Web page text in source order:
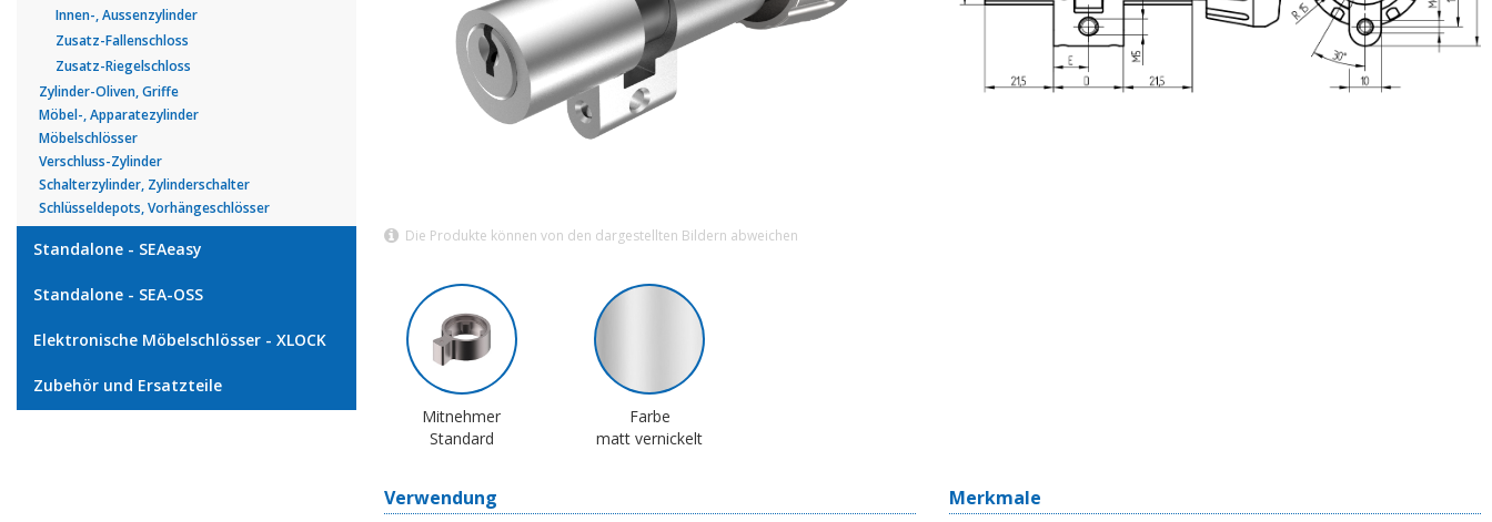
Innen-, Aussenzylinder
Zusatz-Fallenschloss
Zusatz-Riegelschloss
Zylinder-Oliven, Griffe
Möbel-, Apparatezylinder
Möbelschlösser
Verschluss-Zylinder
Schalterzylinder, Zylinderschalter
Schlüsseldepots, Vorhängeschlösser
Standalone - SEAeasy
Standalone - SEA-OSS
Elektronische Möbelschlösser - XLOCK
Zubehör und Ersatzteile
Die Produkte können von den dargestellten Bildern abweichen
Mitnehmer
Standard
Farbe
matt vernickelt
Verwendung Merkmale